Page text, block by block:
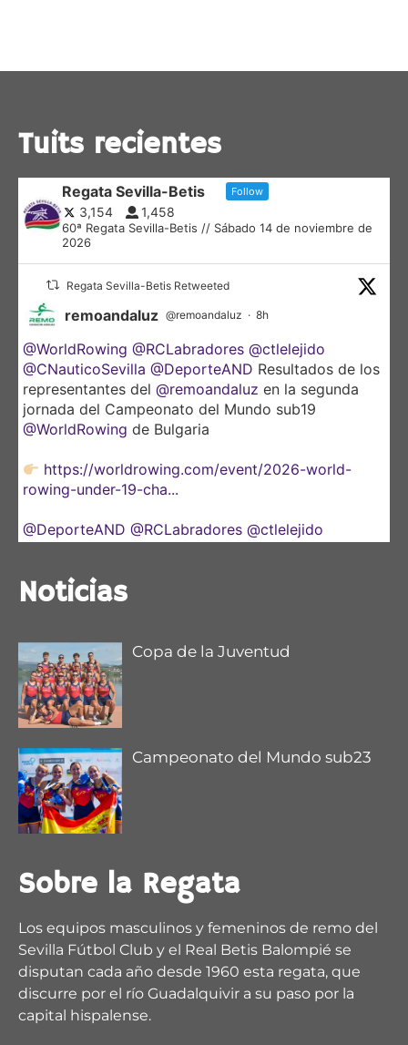
Tuits recientes
Regata Sevilla-Betis Follow
3,154 1,458
60ª Regata Sevilla-Betis // Sábado 14 de noviembre de
2026
Regata Sevilla-Betis Retweeted
remoandaluz @remoandaluz · 8h
@WorldRowing @RCLabradores @ctlelejido
@CNauticoSevilla @DeporteAND Resultados de los
representantes del @remoandaluz en la segunda
jornada del Campeonato del Mundo sub19
@WorldRowing de Bulgaria
https://worldrowing.com/event/2026-world-
rowing-under-19-cha...
@DeporteAND @RCLabradores @ctlelejido
Noticias
Copa de la Juventud
Campeonato del Mundo sub23
Sobre la Regata
Los equipos masculinos y femeninos de remo del
Sevilla Fútbol Club y el Real Betis Balompié se
disputan cada año desde 1960 esta regata, que
discurre por el río Guadalquivir a su paso por la
capital hispalense.